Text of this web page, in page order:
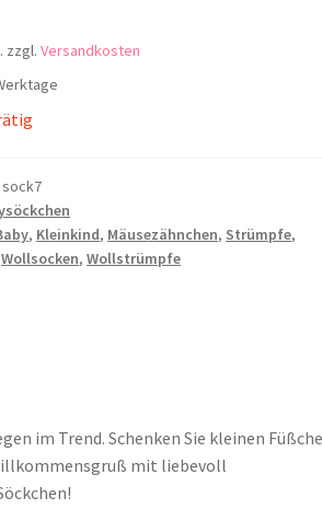
zzgl.Versandkosten
sock7
, Kleinkind, Mäusezähnchen, Strümpfe,
Wollsocken,Wollstrümpfe
im Trend. Schenken Sie kleinen
mit liebevoll